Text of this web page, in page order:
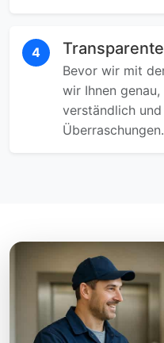
4
Bevor wir mit
wir Ihnen
verständlich
Überraschungen.